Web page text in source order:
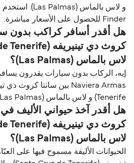
Finder للحصول على الأسعار مباشرة.
هل أقدر أسافر كراكب بدون
لاس بالماس (Las Palmas)؟
Tenerife) و لاس بالماس (Las Palmas).
هل أقدر آخذ حيواني الأليف في
لاس بالماس (Las Palmas)؟
الحيوانات الأليفة مسموح فيها على